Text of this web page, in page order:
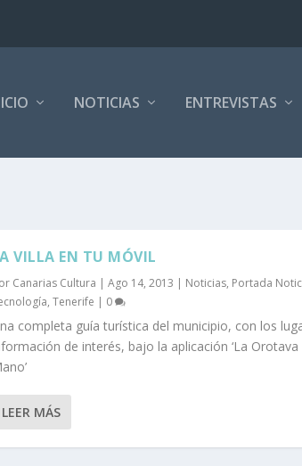
NOTICIAS ENTREVISTAS
VILLA EN TU MÓVIL
Canarias Cultura | Ago 14, 2013 | Noticias, Portada
, Tenerife | 0
completa guía turística del municipio, con los
de interés, bajo la aplicación ‘La Orotava
LEER MÁS